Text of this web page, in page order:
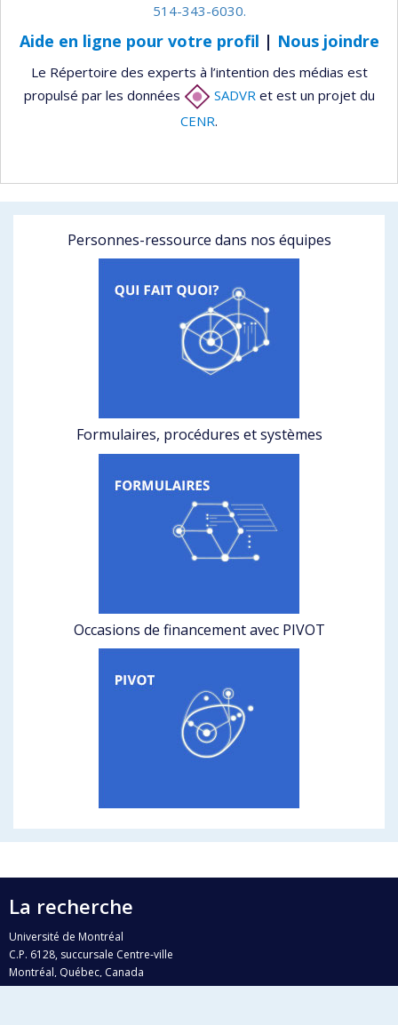
514-343-6030.
Aide en ligne pour votre profil | Nous joindre
Le Répertoire des experts à l’intention des médias est
propulsé par les données
SADVR et est un projet du
CENR.
Personnes-ressource dans nos équipes
Formulaires, procédures et systèmes
Occasions de financement avec PIVOT
La recherche
Université de Montréal
C.P. 6128, succursale Centre-ville
Montréal, Québec, Canada
H3C 3J7